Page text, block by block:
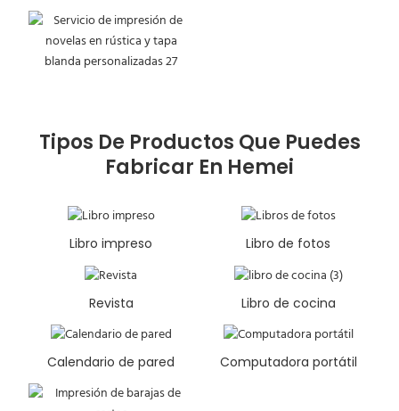
Tipos De Productos Que Puedes
Fabricar En Hemei
Libro impreso Libro de fotos
Revista Libro de cocina
Calendario de pared Computadora portátil